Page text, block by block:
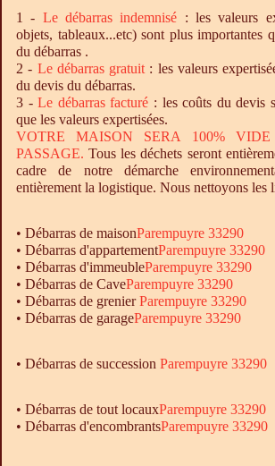
1 - Ledébarras indemnisé : les valeurs
objets, tableaux...etc) sont plus importantes
du débarras .
2 - Le débarrasgratuit : les valeurs
du devis du débarras.
3 -Le débarrasfacturé : les coûts du devis
que les valeurs expertisées.
VOTRE MAISON SERA 100% VIDE
PASSAGE. Tous les déchets seront
cadre de notre démarche
entièrement la logistique. Nous nettoyons les
• Débarras de maisonParempuyre 33290
• Débarras d'appartementParempuyre 33290
• Débarras d'immeubleParempuyre 33290
• Débarras de CaveParempuyre 33290
• Débarras de grenierParempuyre 33290
• Débarras de garageParempuyre 33290
• Débarras de succession Parempuyre 33290
• Débarras de tout locauxParempuyre 33290
• Débarras d'encombrantsParempuyre 33290